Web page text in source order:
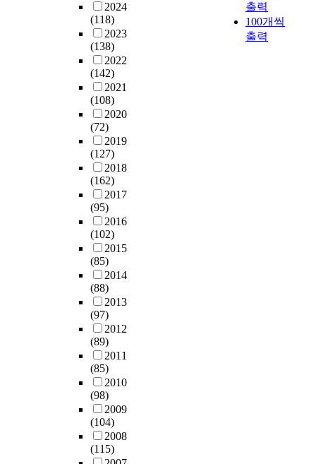
2024
(118)
2023
(138)
2022
(142)
2021
(108)
2020
(72)
2019
(127)
2018
(162)
2017
(95)
2016
(102)
2015
(85)
2014
(88)
2013
(97)
2012
(89)
2011
(85)
2010
(98)
2009
(104)
2008
(115)
출력
100개씩
출력